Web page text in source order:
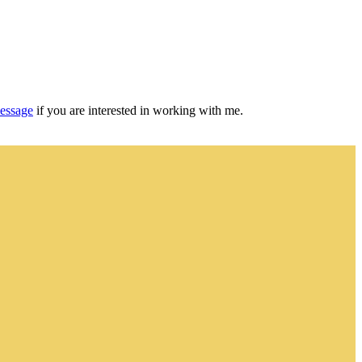
if you are interested in working with me.